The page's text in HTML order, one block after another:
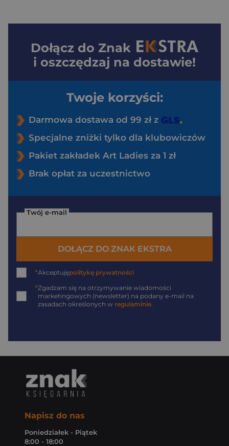
Dołącz do Znak
i oszczędzaj na dostawie!
Twoje korzyści:
Darmowa dostawa od 99 zł z
Specjalne zniżki tylko dla klubowiczów
Pakiet zakładek Art Ladies za 1 zł
Brak opłat za uczestnictwo
Twój e-mail
DOŁĄCZ DO ZNAK EKSTRA
*Akceptujępolitykę prywatności
*Zgadzam się na otrzymywanie wiadomości
marketingowych (newsletter) na podany e-mail na
zasadach określonych w regulaminie.
Napisz do nas
Poniedziałek - Piątek
8:00 - 18:00